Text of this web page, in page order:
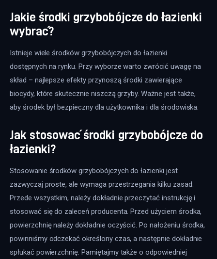
Jakie środki grzybobójcze do łazienki
wybrać?
Istnieje wiele środków grzybobójczych do łazienki
dostępnych na rynku. Przy wyborze warto zwrócić uwagę na
skład – najlepsze efekty przynoszą środki zawierające
biocydy, które skutecznie niszczą grzyby. Ważne jest także,
aby środek był bezpieczny dla użytkownika i dla środowiska.
Jak stosować środki grzybobójcze do
łazienki?
Stosowanie środków grzybobójczych do łazienki jest
zazwyczaj proste, ale wymaga przestrzegania kilku zasad.
Przede wszystkim, należy dokładnie przeczytać instrukcję i
stosować się do zaleceń producenta. Przed użyciem środka,
powierzchnię należy dokładnie oczyścić. Po nałożeniu środka,
powinniśmy odczekać określony czas, a następnie dokładnie
spłukać powierzchnię. Pamiętajmy także o odpowiedniej